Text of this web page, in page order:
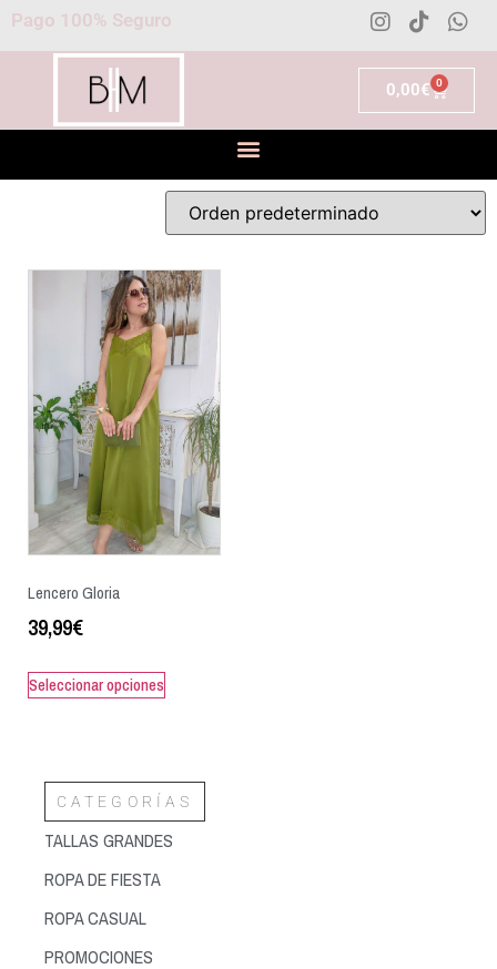
Pago 100% Seguro
0,00€ 0
CATEGORÍAS
TALLAS GRANDES
ROPA DE FIESTA
ROPA CASUAL
PROMOCIONES
Lencero Gloria
39,99€
Seleccionar opciones